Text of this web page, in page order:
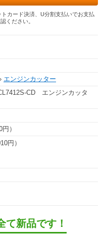
カード決済、U分割支払いでお支払
ください。
› エンジンカッター
CD エンジンカッタ
）
円）
て新品です！